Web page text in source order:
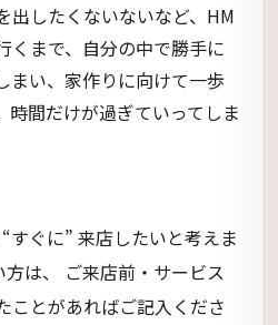
したくないないなど、HM
くまで、自分の中で勝手に
まい、家作りに向けて一歩
時間だけが過ぎていってしま
すぐに” 来店したいと考えま
は、 ご来店前・サービス
ことがあればご記入くださ